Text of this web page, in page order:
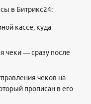
в Битрикс24:
кассе, куда
чеки — сразу после
чеков на
прописан в его